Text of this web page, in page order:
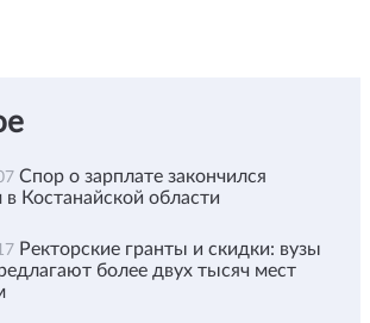
Спор о зарплате закончился
Костанайской области
Ректорские гранты и скидки: вузы
более двух тысяч мест